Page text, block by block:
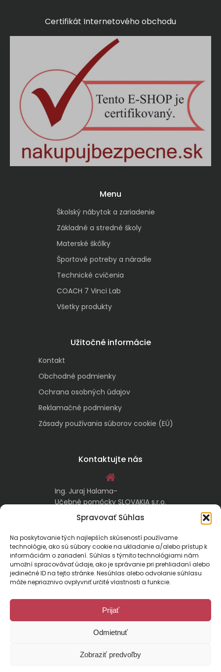
Spravovať Súhlas
Na poskytovanie tých najlepších skúseností používame
technológie, ako sú súbory cookie na ukladanie a/alebo prístup k
informáciám o zariadení. Súhlas s týmito technológiami nám
umožní spracovávať údaje, ako je správanie pri prehliadaní alebo
jedinečné ID na tejto stránke. Nesúhlas alebo odvolanie súhlasu
môže nepriaznivo ovplyvniť určité vlastnosti a funkcie.
Prijať
Odmietnuť
Zobraziť predvoľby
Certifikát Internetového obchodu
Menu
Školský nábytok a zariadenie
Základné a stredné školy
Materské škôlky
Športové potreby a náradie
Technické cvičenia
COACH 7 Vinci Lab
Všetky produkty
Užitočné informácie
Kontakt
Obchodné podmienky
Ochrana osobných údajov
Reklamačné podmienky
Zásady používania súborov cookie (EÚ)
Kontaktujte nás
Ing. Juraj Halama-
Učebné pomôcky SLOVAKIA s.r.o.
Malachovská 17/A
974 05 Banská Bystrica
kontakt@ucebnepomockyslovakia.sk
0917 797 357, 048/410 18 88
kontakt@ucebnepomockyslovakia.sk